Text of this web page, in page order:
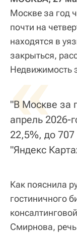
Москве за год
почти на
находятся в
закрыться,
Недвижимость
«
"В Москве за
апрель 2026-
22,5%, до
"Яндекс
Как пояснила
гостиничного
Смирнова,